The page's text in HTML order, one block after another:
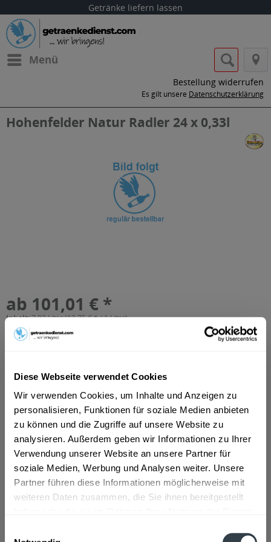
Diese Webseite verwendet Cookies
Wir verwenden Cookies, um Inhalte und Anzeigen zu
personalisieren, Funktionen für soziale Medien anbieten
zu können und die Zugriffe auf unsere Website zu
analysieren. Außerdem geben wir Informationen zu Ihrer
Verwendung unserer Website an unsere Partner für
soziale Medien, Werbung und Analysen weiter. Unsere
Partner führen diese Informationen möglicherweise mit
weiteren Daten zusammen, die Sie ihnen bereitgestellt
Getränke liefern lassen
Menü
Bestellung widerrufen
Es gilt unsere Datenschutzerklärung
Hohenfelder Natur Radler 24 x 0,33l
ab 101,01 € *
Inhalt:7.92 Liter (12,75 € * / 1 Liter)
inkl. MwSt.ggf. zzgl. Erschwerniszuschlag
Vorrätig
+3,42 € Pfand
In denWarenkorb
Artikel-Nr.:
27513
Verfügbar in:
Beschreibung
mehr